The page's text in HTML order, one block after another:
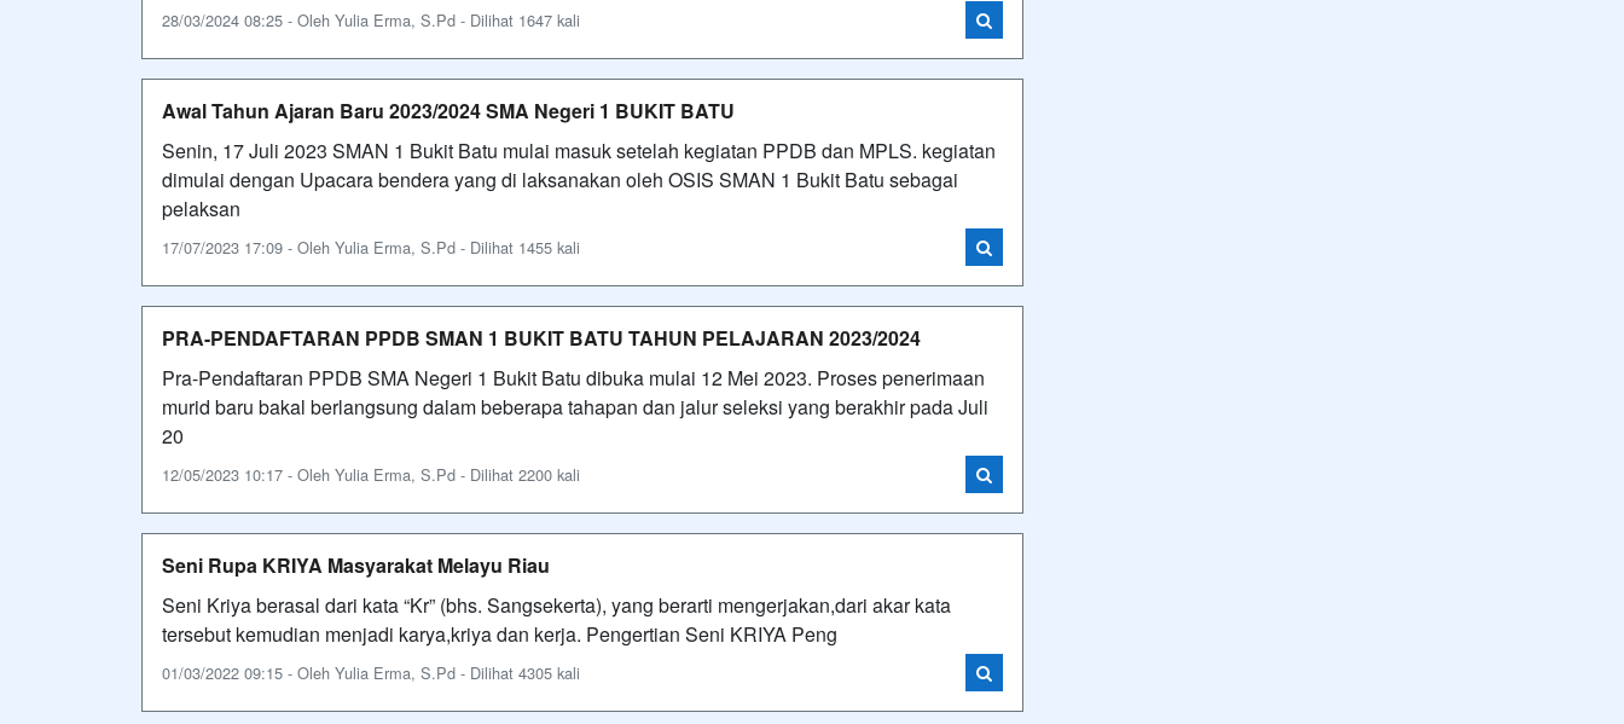
28/03/2024 08:25 - Oleh Yulia Erma, S.Pd - Dilihat 1647 kali
Awal Tahun Ajaran Baru 2023/2024 SMA Negeri 1 BUKIT BATU
Senin, 17 Juli 2023 SMAN 1 Bukit Batu mulai masuk setelah kegiatan PPDB dan MPLS. kegiatan
dimulai dengan Upacara bendera yang di laksanakan oleh OSIS SMAN 1 Bukit Batu sebagai
pelaksan
17/07/2023 17:09 - Oleh Yulia Erma, S.Pd - Dilihat 1455 kali
PRA-PENDAFTARAN PPDB SMAN 1 BUKIT BATU TAHUN PELAJARAN 2023/2024
Pra-Pendaftaran PPDB SMA Negeri 1 Bukit Batu dibuka mulai 12 Mei 2023. Proses penerimaan
murid baru bakal berlangsung dalam beberapa tahapan dan jalur seleksi yang berakhir pada Juli
20
12/05/2023 10:17 - Oleh Yulia Erma, S.Pd - Dilihat 2200 kali
Seni Rupa KRIYA Masyarakat Melayu Riau
Seni Kriya berasal dari kata “Kr” (bhs. Sangsekerta), yang berarti mengerjakan,dari akar kata
tersebut kemudian menjadi karya,kriya dan kerja. Pengertian Seni KRIYA Peng
01/03/2022 09:15 - Oleh Yulia Erma, S.Pd - Dilihat 4305 kali